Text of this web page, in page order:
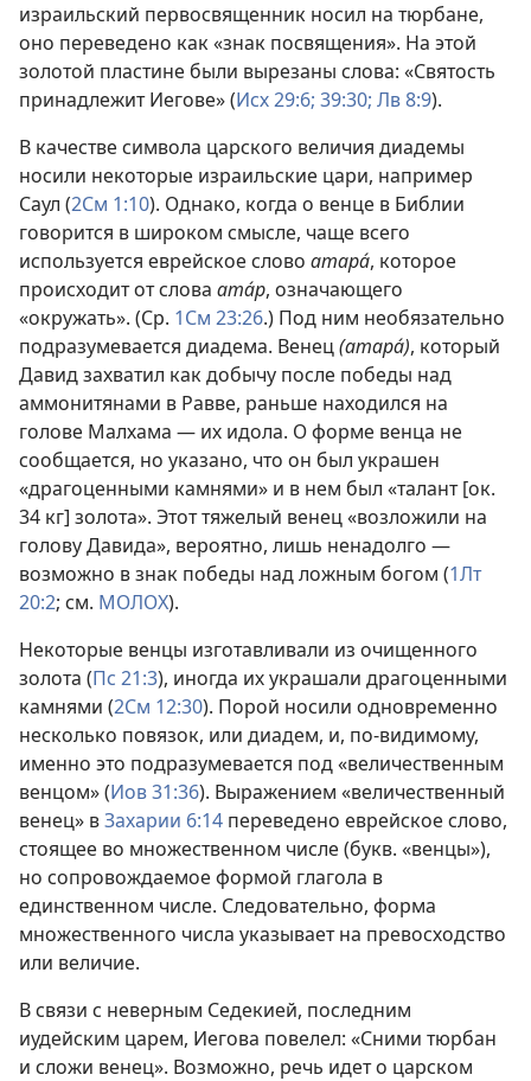
израильский первосвященник носил на тюрбане,
оно переведено как «знак посвящения». На этой
золотой пластине были вырезаны слова: «Святость
принадлежит Иегове» (Исх 29:6; 39:30; Лв 8:9).
В качестве символа царского величия диадемы
носили некоторые израильские цари, например
Саул (2См 1:10). Однако, когда о венце в Библии
говорится в широком смысле, чаще всего
используется еврейское слово атара́, которое
происходит от слова ата́р, означающего
«окружать». (Ср. 1См 23:26.) Под ним необязательно
подразумевается диадема. Венец(атара́), который
Давид захватил как добычу после победы над
аммонитянами в Равве, раньше находился на
голове Малхама — их идола. О форме венца не
сообщается, но указано, что он был украшен
«драгоценными камнями» и в нем был «талант [ок.
34 кг] золота». Этот тяжелый венец «возложили на
голову Давида», вероятно, лишь ненадолго —
возможно в знак победы над ложным богом (1Лт
20:2; см. МОЛОХ).
Некоторые венцы изготавливали из очищенного
золота (Пс 21:3), иногда их украшали драгоценными
камнями (2См 12:30). Порой носили одновременно
несколько повязок, или диадем, и, по-видимому,
именно это подразумевается под «величественным
венцом» (Иов 31:36). Выражением «величественный
венец» вЗахарии 6:14 переведено еврейское слово,
стоящее во множественном числе (букв. «венцы»),
но сопровождаемое формой глагола в
единственном числе. Следовательно, форма
множественного числа указывает на превосходство
или величие.
В связи с неверным Седекией, последним
иудейским царем, Иегова повелел: «Сними тюрбан
и сложи венец». Возможно, речь идет о царском